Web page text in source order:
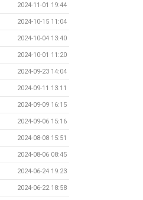
2024-11-01 19:44
2024-10-15 11:04
2024-10-04 13:40
2024-10-01 11:20
2024-09-23 14:04
2024-09-11 13:11
2024-09-09 16:15
2024-09-06 15:16
2024-08-08 15:51
2024-08-06 08:45
2024-06-24 19:23
2024-06-22 18:58